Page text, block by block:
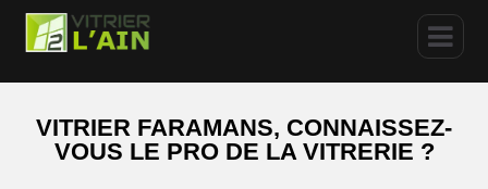
VITRIER FARAMANS, CONNAISSEZ-
VOUS LE PRO DE LA VITRERIE ?